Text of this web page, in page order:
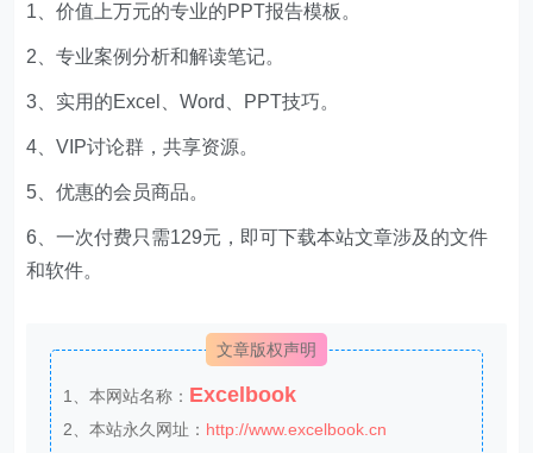
1、价值上万元的专业的PPT报告模板。
2、专业案例分析和解读笔记。
3、实用的Excel、Word、PPT技巧。
4、VIP讨论群，共享资源。
5、优惠的会员商品。
6、一次付费只需129元，即可下载本站文章涉及的文件
和软件。
文章版权声明
1、本网站名称： Excelbook
2、本站永久网址： http://www.excelbook.cn